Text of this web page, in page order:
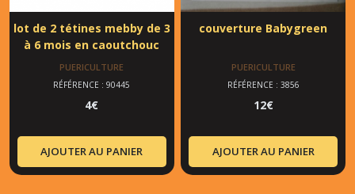
lot de 2 tétines mebby de 3
à 6 mois en caoutchouc
PUERICULTURE
RÉFÉRENCE : 90445
4€
AJOUTER AU PANIER
couverture Babygreen
PUERICULTURE
RÉFÉRENCE : 3856
12€
AJOUTER AU PANIER